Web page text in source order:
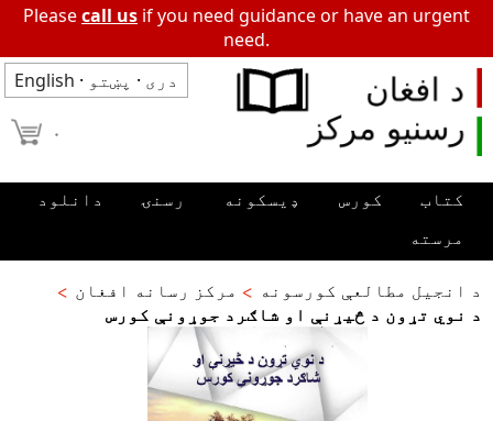
Pleasecall us if you need guidance or have an urgent
need.
English · دری · پښتو
۰
کتاب کورس ډیسکونه رسنۍ
دانلود
مرسته
مرکز رسانه افغان
د انجیل مطالعې کورسونه
د نوي تړون د څیړنې او شاګرد جوړونې کورس